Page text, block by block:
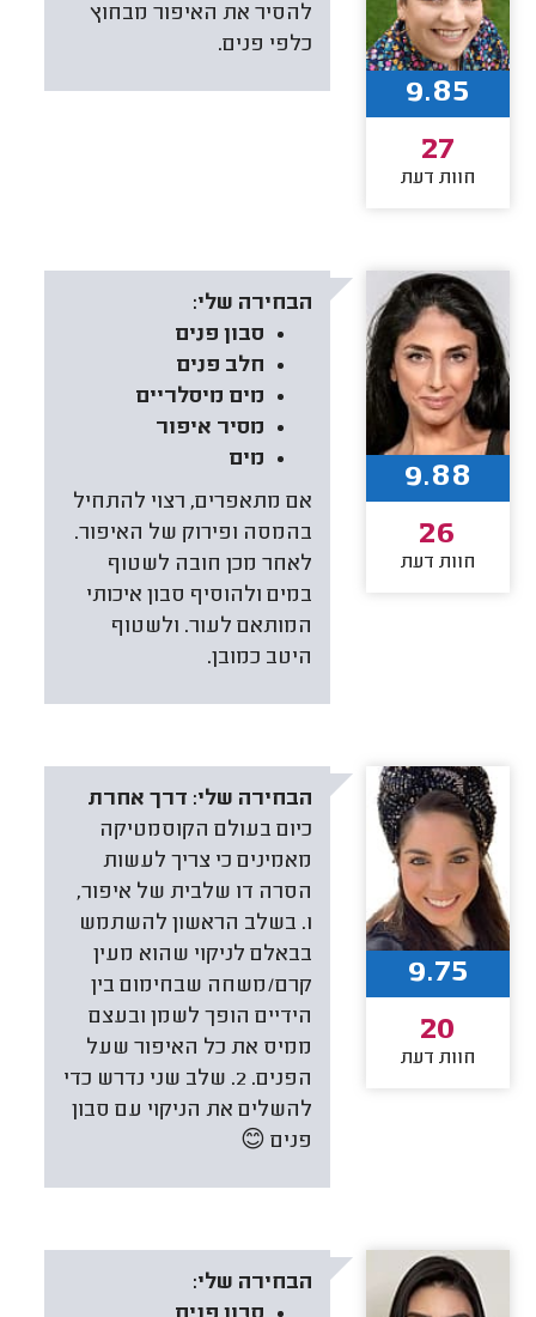
להסיר את האיפור מבחוץ
כלפי פנים.
9.85
27
חוות דעת
הבחירה שלי:
סבון פנים
חלב פנים
מים מיסלריים
מסיר איפור
מים
אם מתאפרים, רצוי להתחיל
בהמסה ופירוק של האיפור.
לאחר מכן חובה לשטוף
במים ולהוסיף סבון איכותי
המותאם לעור. ולשטוף
היטב כמובן.
9.88
26
חוות דעת
הבחירה שלי: דרך אחרת
כיום בעולם הקוסמטיקה
מאמינים כי צריך לעשות
הסרה דו שלבית של איפור,
1. בשלב הראשון להשתמש
בבאלם לניקוי שהוא מעין
קרם/משחה שבחימום בין
הידיים הופך לשמן ובעצם
ממיס את כל האיפור שעל
הפנים. 2. שלב שני נדרש כדי
להשלים את הניקוי עם סבון
פנים 😊
9.75
20
חוות דעת
הבחירה שלי: